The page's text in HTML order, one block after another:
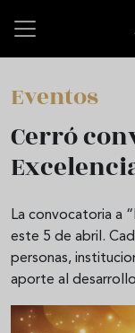
Eventos
Cerró
La convocatoria a
este 5 de abril.
personas,
aporte al